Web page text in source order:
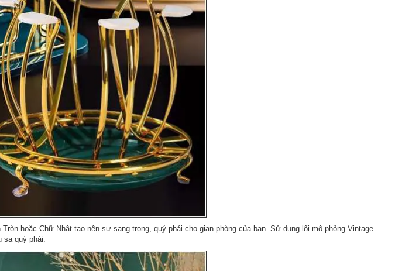
hoặc Chữ Nhật tạo nên sự sang trọng, quý phái cho gian phòng của bạn. Sử dụng lối mô phỏng Vintage
sa quý phái.